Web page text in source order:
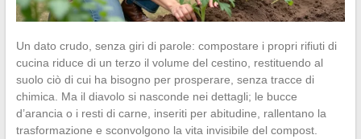
Un dato crudo, senza giri di parole: compostare i propri rifiuti di
cucina riduce di un terzo il volume del cestino, restituendo al
suolo ciò di cui ha bisogno per prosperare, senza tracce di
chimica. Ma il diavolo si nasconde nei dettagli; le bucce
d’arancia o i resti di carne, inseriti per abitudine, rallentano la
trasformazione e sconvolgono la vita invisibile del compost.